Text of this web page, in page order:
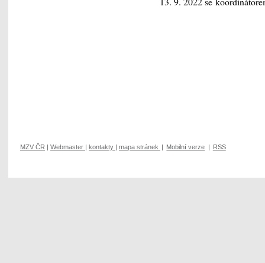
MZV ČR | Webmaster | kontakty | mapa stránek | Mobilní verze | RSS